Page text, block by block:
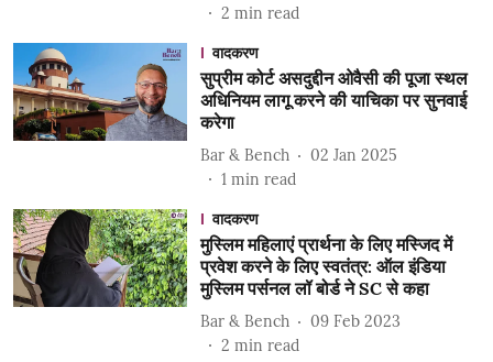
2 min read
वादकरण
सुप्रीम कोर्ट असदुद्दीन ओवैसी की पूजा स्थल
अधिनियम लागू करने की याचिका पर सुनवाई
करेगा
Bar & Bench
02 Jan 2025
1 min read
वादकरण
मुस्लिम महिलाएं प्रार्थना के लिए मस्जिद में
प्रवेश करने के लिए स्वतंत्र: ऑल इंडिया
मुस्लिम पर्सनल लॉ बोर्ड ने SC से कहा
Bar & Bench
09 Feb 2023
2 min read